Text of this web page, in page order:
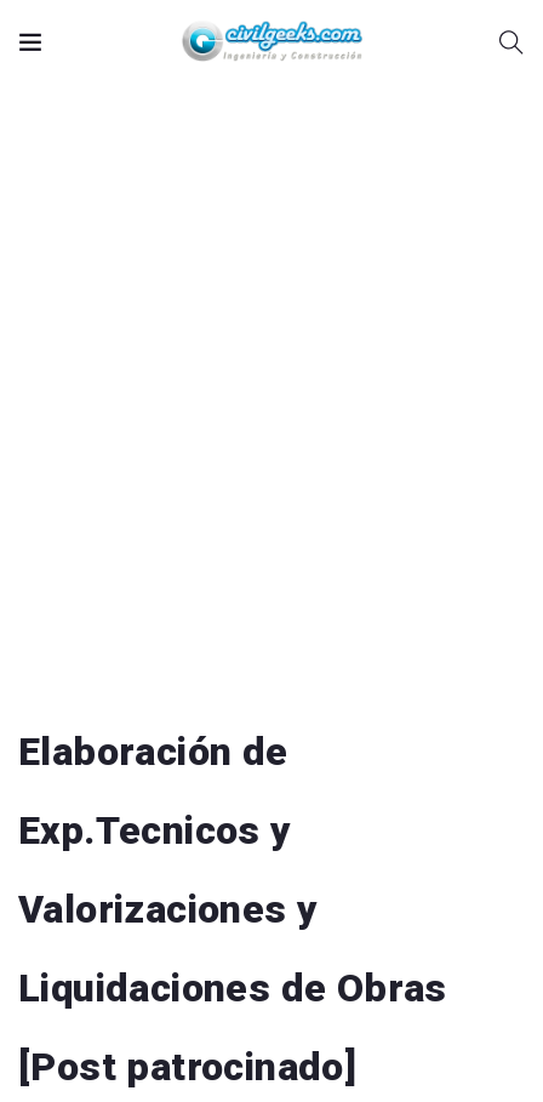
Elaboración de
Exp.Tecnicos y
Valorizaciones y
Liquidaciones de Obras
[Post patrocinado]